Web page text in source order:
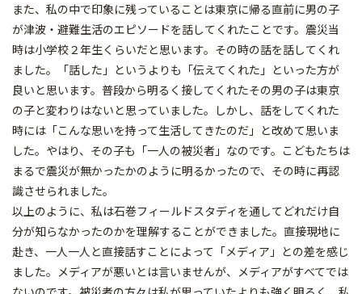
また、私の中で印象に残っていることは東京に帰る直前に男の子
が津波・避難生活のエピソードを話してくれたことです。震災当
時は小学校２年生くらいだと思います。その時の話を話してくれ
ました。「話した」というよりも「伝えてくれた」といった方が
良いと思います。普段から明るく接してくれたその男の子は東京
の子と変わりはないと思っていました。しかし、話をしてくれた
時には「こんな思いを持って生活してきたのだ」と改めて思いま
した。やはり、その子も「一人の被災者」なのです。こどもたちは
まるで震災が無かったかのように明るかったので、その時に再認
識させられました。
以上のように、私は石巻フィールドスタディを通してどれだけ自
分が知らなかったのかを理解することができました。直接現地に
赴き、一人一人と直接話すことによって「メディア」との差を感じ
ました。メディアが悪いとは言いませんが、メディアがすべてでは